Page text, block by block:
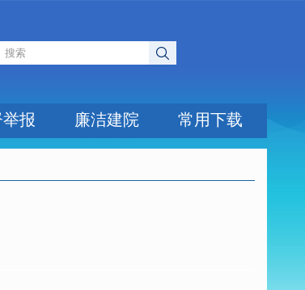
报 廉洁建院 常用下载